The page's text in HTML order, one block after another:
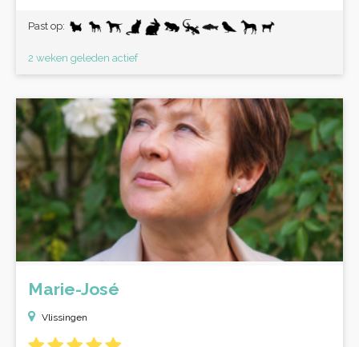
Past op:
2 weken geleden actief
Marie-José
Vlissingen